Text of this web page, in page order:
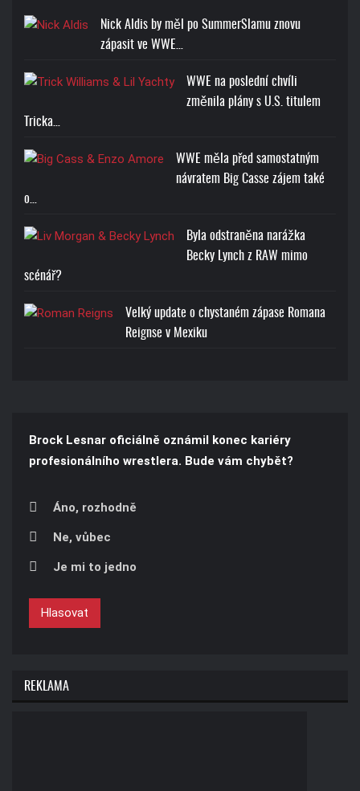
Nick Aldis by měl po SummerSlamu znovu
zápasit ve WWE…
WWE na poslední chvíli
změnila plány s U.S. titulem
Tricka…
WWE měla před samostatným
návratem Big Casse zájem také
o…
Byla odstraněna narážka
Becky Lynch z RAW mimo
scénář?
Velký update o chystaném zápase Romana
Reignse v Mexiku
Brock Lesnar oficiálně oznámil konec kariéry
profesionálního wrestlera. Bude vám chybět?
Áno, rozhodně
Ne, vůbec
Je mi to jedno
Hlasovat
REKLAMA